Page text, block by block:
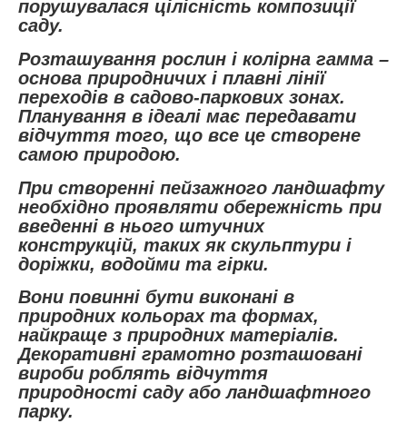
порушувалася цілісність композиції
саду.
Розташування рослин і колірна гамма –
основа природничих і плавні лінії
переходів в садово-паркових зонах.
Планування в ідеалі має передавати
відчуття того, що все це створене
самою природою.
При створенні пейзажного ландшафту
необхідно проявляти обережність при
введенні в нього штучних
конструкцій, таких як скульптури і
доріжки, водойми та гірки.
Вони повинні бути виконані в
природних кольорах та формах,
найкраще з природних матеріалів.
Декоративні грамотно розташовані
вироби роблять відчуття
природності саду або ландшафтного
парку.